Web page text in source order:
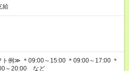
給
～20:00 など